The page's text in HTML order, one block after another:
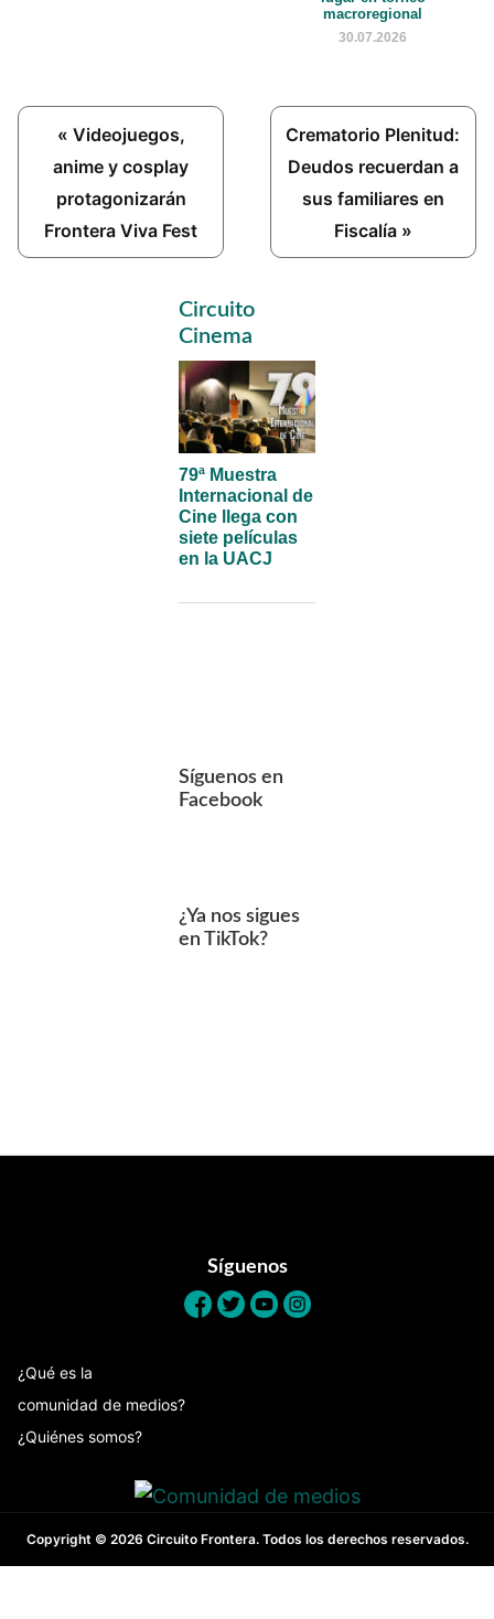
macroregional
30.07.2026
Previous
Post:
« Videojuegos,
anime y cosplay
protagonizarán
Frontera Viva Fest
Next
Post:
Crematorio Plenitud:
Deudos recuerdan a
sus familiares en
Fiscalía »
Primary
Sidebar
Circuito
Cinema
79ª Muestra
Internacional de
Cine llega con
siete películas
en la UACJ
Síguenos en
Facebook
¿Ya nos sigues
en TikTok?
Síguenos
¿Qué es la
comunidad de medios?
¿Quiénes somos?
Copyright © 2026 Circuito Frontera. Todos los derechos reservados.